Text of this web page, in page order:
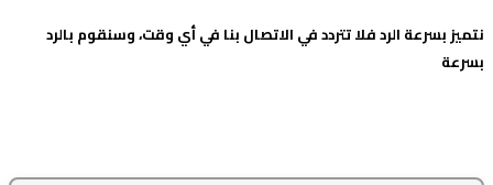
نتميز بسرعة الرد فلا تتردد في الاتصال بنا في أي وقت، وسنقوم بالرد
بسرعة